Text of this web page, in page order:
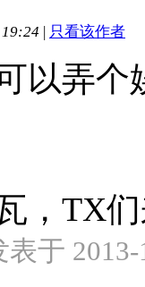
| 只看该作者
以弄个
，TX
于 2013-